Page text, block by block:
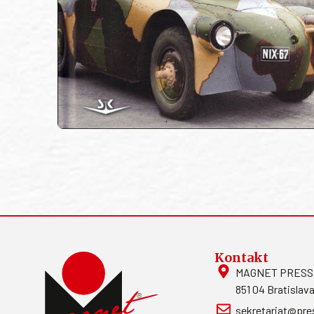
Kontakt
MAGNET
851 04